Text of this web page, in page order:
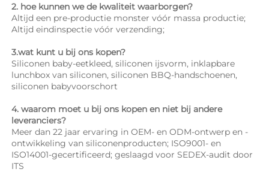
2. hoe kunnen we de kwaliteit waarborgen?
Altijd een pre-productie monster vóór massa productie;
Altijd eindinspectie vóór verzending;
3.wat kunt u bij ons kopen?
Siliconen baby-eetkleed, siliconen ijsvorm, inklapbare
lunchbox van siliconen, siliconen BBQ-handschoenen,
siliconen babyvoorschort
4. waarom moet u bij ons kopen en niet bij andere
leveranciers?
Meer dan 22 jaar ervaring in OEM- en ODM-ontwerp en -
ontwikkeling van siliconenproducten; ISO9001- en
ISO14001-gecertificeerd; geslaagd voor SEDEX-audit door
ITS